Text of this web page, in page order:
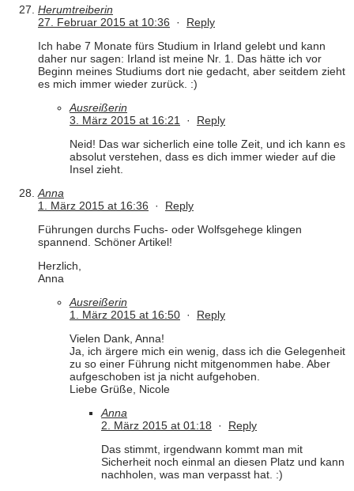
Herumtreiberin
27. Februar 2015 at 10:36 · Reply
Ich habe 7 Monate fürs Studium in Irland gelebt und kann
daher nur sagen: Irland ist meine Nr. 1. Das hätte ich vor
Beginn meines Studiums dort nie gedacht, aber seitdem zieht
es mich immer wieder zurück. :)
Ausreißerin
3. März 2015 at 16:21 · Reply
Neid! Das war sicherlich eine tolle Zeit, und ich kann es
absolut verstehen, dass es dich immer wieder auf die
Insel zieht.
Anna
1. März 2015 at 16:36 · Reply
Führungen durchs Fuchs- oder Wolfsgehege klingen
spannend. Schöner Artikel!
Herzlich,
Anna
Ausreißerin
1. März 2015 at 16:50 · Reply
Vielen Dank, Anna!
Ja, ich ärgere mich ein wenig, dass ich die Gelegenheit
zu so einer Führung nicht mitgenommen habe. Aber
aufgeschoben ist ja nicht aufgehoben.
Liebe Grüße, Nicole
Anna
2. März 2015 at 01:18 · Reply
Das stimmt, irgendwann kommt man mit
Sicherheit noch einmal an diesen Platz und kann
nachholen, was man verpasst hat. :)